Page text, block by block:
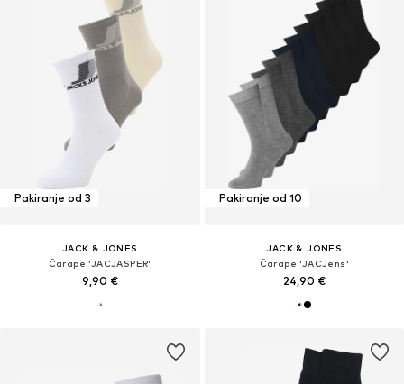
Pakiranje od 3
JACK & JONES
Čarape 'JACJASPER'
9,90 €
Pakiranje od 10
JACK & JONES
Čarape 'JACJens'
24,90 €